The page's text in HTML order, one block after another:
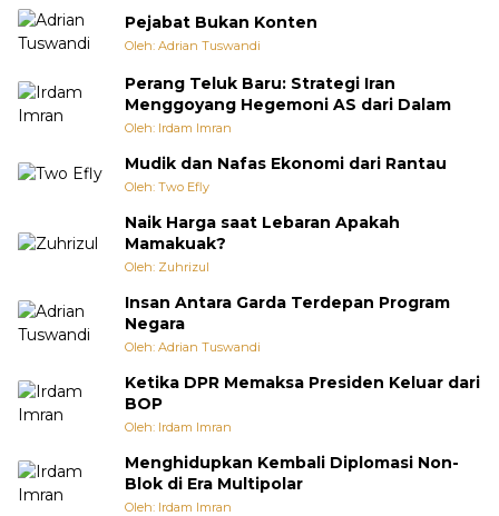
Pejabat Bukan Konten
Oleh: Adrian Tuswandi
Perang Teluk Baru: Strategi Iran
Menggoyang Hegemoni AS dari Dalam
Oleh: Irdam Imran
Mudik dan Nafas Ekonomi dari Rantau
Oleh: Two Efly
Naik Harga saat Lebaran Apakah
Mamakuak?
Oleh: Zuhrizul
Insan Antara Garda Terdepan Program
Negara
Oleh: Adrian Tuswandi
Ketika DPR Memaksa Presiden Keluar dari
BOP
Oleh: Irdam Imran
Menghidupkan Kembali Diplomasi Non-
Blok di Era Multipolar
Oleh: Irdam Imran